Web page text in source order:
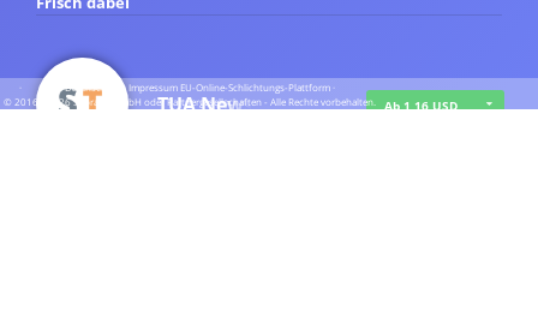
TUA News Ab 1,16 USD
· · ·Datenschutz · Impressum EU-Online-Schlichtungs-Plattform ·
© 2016 - 2026 SupraTix GmbH oder Partnergesellschaften - Alle Rechte vorbehalten.